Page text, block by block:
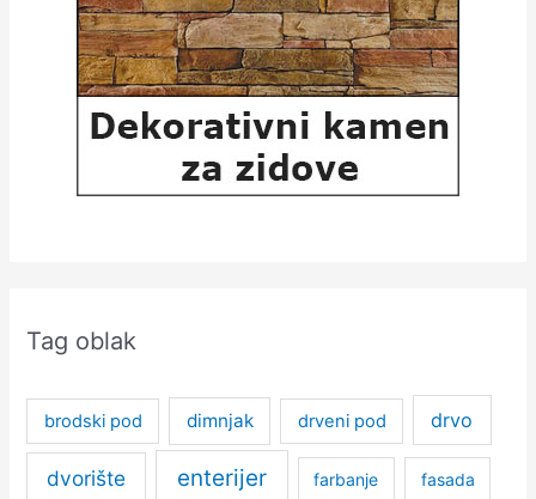
Tag oblak
brodski pod dimnjak drveni pod drvo
dvorište enterijer farbanje fasada